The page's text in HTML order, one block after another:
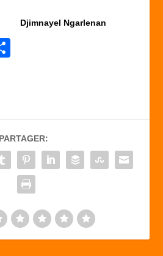
Ngarlenan
er
PARTAGER: